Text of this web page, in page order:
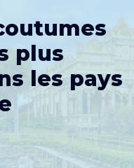
plus
les pays